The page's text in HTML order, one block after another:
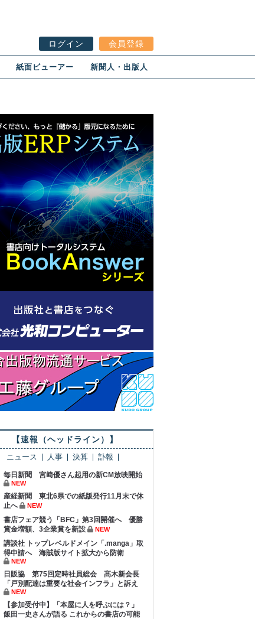
ログイン 会員登録
紙面ビューアー 新聞人・出版人
【速報（ヘッドライン）】
ニュース 人事 決算 訃報
毎日新聞 宮﨑優さん起用の新CM放映開始
NEW
産経新聞 東北6県での紙版発行11月末で休
止へ
NEW
書店フェア競う「BFC」第3回開催へ 優勝
賞金増額、3企業賞を新設
NEW
講談社 トップレベルドメイン「.manga」取
得申請へ 海賊版サイト拡大から防衛
NEW
日販協 第75回定時社員総会 髙木新会長
「戸別配達は重要な社会インフラ」と訴え
NEW
【参加受付中】「本屋に人を呼ぶには？」
飯田一史さんが語る これからの書店の可能